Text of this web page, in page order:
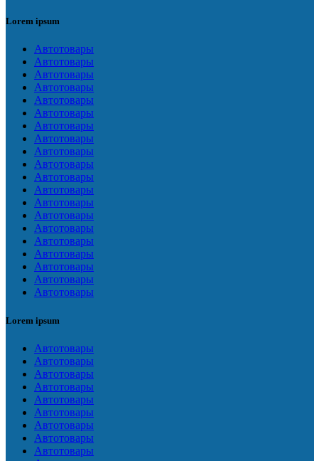
Lorem ipsum
Автотовары
Автотовары
Автотовары
Автотовары
Автотовары
Автотовары
Автотовары
Автотовары
Автотовары
Автотовары
Автотовары
Автотовары
Автотовары
Автотовары
Автотовары
Автотовары
Автотовары
Автотовары
Автотовары
Автотовары
Lorem ipsum
Автотовары
Автотовары
Автотовары
Автотовары
Автотовары
Автотовары
Автотовары
Автотовары
Автотовары